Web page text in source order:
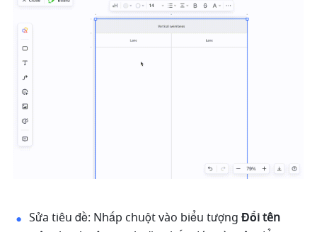
Sửa tiêu đề: Nhấp chuột vào biểu tượng Đổi tên